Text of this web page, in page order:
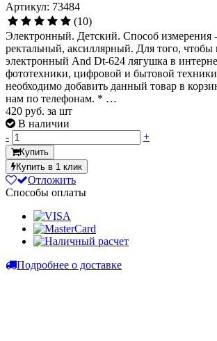
Артикул: 73484
(10)
Электронный. Детский. Способ измерения
ректальный, аксиллярный. Для того, чтобы
электронный And Dt-624 лягушка в
фототехники, цифровой и бытовой
необходимо добавить данный товар в
нам по телефонам. * …
420 руб. за шт
В наличии
-
+
Купить
Купить в 1 клик
Отложить
Способы оплаты
Подробнее о доставке